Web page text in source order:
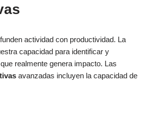
actividad con productividad. La
capacidad para identificar y
realmente genera impacto. Las
avanzadas incluyen la capacidad de